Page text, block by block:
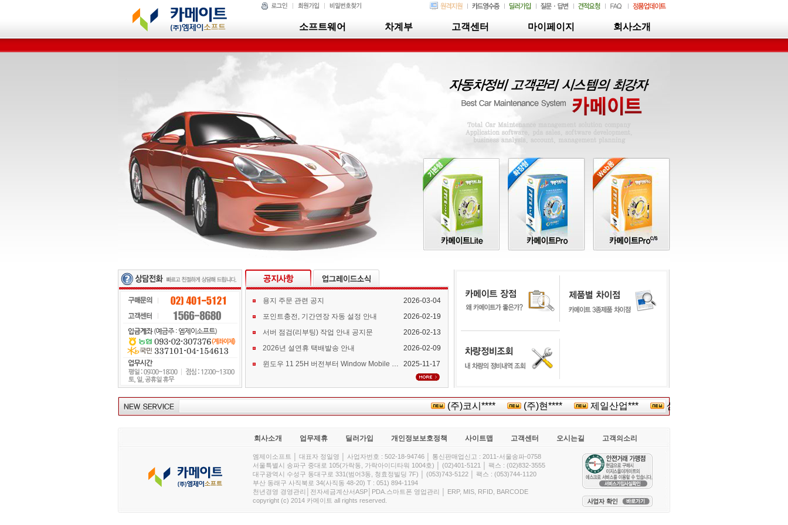
소프트웨어 차계부 고객센터 마이페이지 회사소개
용지 주문 관련 공지
2026-03-04
포인트충전, 기간연장 자동 설정 안내
2026-02-19
서버 점검(리부팅) 작업 안내 공지문
2026-02-13
2026년 설연휴 택배발송 안내
2026-02-09
윈도우 11 25H 버전부터 Window Mobile Device Center 지원 중단 안내
2025-11-17
(주)코시**** (주)현**** 제일산업*** 삼안엘리베*****
회사소개 업무제휴 딜러가입 개인정보보호정책 사이트맵 고객센터 오시는길 고객의소리
엠제이소프트 │ 대표자 정일영 │ 사업자번호 : 502-18-94746 │ 통신판매업신고 : 2011-서울송파-0758
서울특별시 송파구 중대로 105(가락동, 가락아이디타워 1004호) │ (02)401-5121 │ 팩스 : (02)832-3555
대구광역시 수성구 동대구로 331(범어3동, 청효정빌딩 7F) │ (053)743-5122 │ 팩스 : (053)744-1120
부산 동래구 사직북로 34(사직동 48-20) T : 051) 894-1194
천년경영 경영관리│전자세금계산서ASP│PDA.스마트폰 영업관리 │ ERP, MIS, RFID, BARCODE
copyright (c) 2014 카메이트 all rights reserved.